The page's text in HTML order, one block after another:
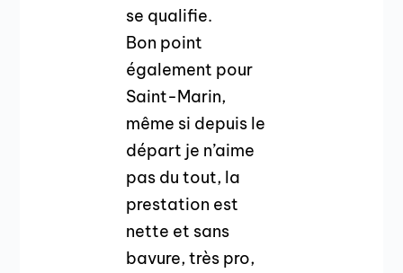
se qualifie.
Bon point
également pour
Saint-Marin,
même si depuis le
départ je n’aime
pas du tout, la
prestation est
nette et sans
bavure, très pro,